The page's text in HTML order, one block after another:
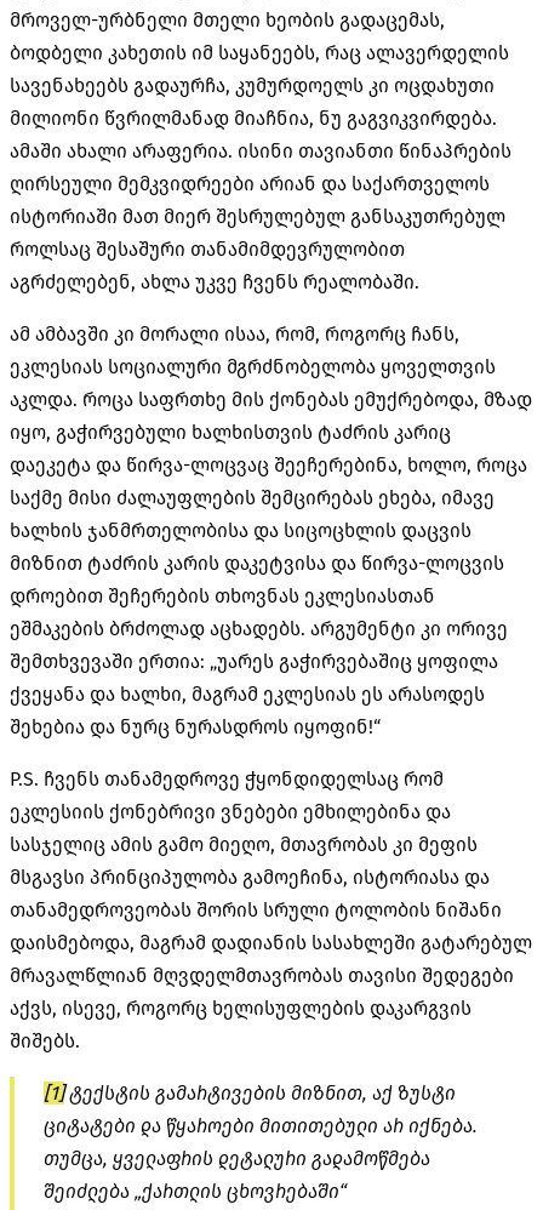
მროველ-ურბნელი მთელი ხეობის გადაცემას,
ბოდბელი კახეთის იმ საყანეებს, რაც ალავერდელის
სავენახეებს გადაურჩა, კუმურდოელს კი ოცდახუთი
მილიონი წვრილმანად მიაჩნია, ნუ გაგვიკვირდება.
ამაში ახალი არაფერია. ისინი თავიანთი წინაპრების
ღირსეული მემკვიდრეები არიან და საქართველოს
ისტორიაში მათ მიერ შესრულებულ განსაკუთრებულ
როლსაც შესაშური თანამიმდევრულობით
აგრძელებენ, ახლა უკვე ჩვენს რეალობაში.
ამ ამბავში კი მორალი ისაა, რომ, როგორც ჩანს,
ეკლესიას სოციალური მგრძნობელობა ყოველთვის
აკლდა. როცა საფრთხე მის ქონებას ემუქრებოდა, მზად
იყო, გაჭირვებული ხალხისთვის ტაძრის კარიც
დაეკეტა და წირვა-ლოცვაც შეეჩერებინა, ხოლო, როცა
საქმე მისი ძალაუფლების შემცირებას ეხება, იმავე
ხალხის ჯანმრთელობისა და სიცოცხლის დაცვის
მიზნით ტაძრის კარის დაკეტვისა და წირვა-ლოცვის
დროებით შეჩერების თხოვნას ეკლესიასთან
ეშმაკების ბრძოლად აცხადებს. არგუმენტი კი ორივე
შემთხვევაში ერთია: „უარეს გაჭირვებაშიც ყოფილა
ქვეყანა და ხალხი, მაგრამ ეკლესიას ეს არასოდეს
შეხებია და ნურც ნურასდროს იყოფინ!“
P.S. ჩვენს თანამედროვე ჭყონდიდელსაც რომ
ეკლესიის ქონებრივი ვნებები ემხილებინა და
სასჯელიც ამის გამო მიეღო, მთავრობას კი მეფის
მსგავსი პრინციპულობა გამოეჩინა, ისტორიასა და
თანამედროვეობას შორის სრული ტოლობის ნიშანი
დაისმებოდა, მაგრამ დადიანის სასახლეში გატარებულ
მრავალწლიან მღვდელმთავრობას თავისი შედეგები
აქვს, ისევე, როგორც ხელისუფლების დაკარგვის
შიშებს.
[1]ტექსტის გამარტივების მიზნით, აქ ზუსტი
ციტატები და წყაროები მითითებული არ იქნება.
თუმცა, ყველაფრის დეტალური გადამოწმება
შეიძლება „ქართლის ცხოვრებაში“